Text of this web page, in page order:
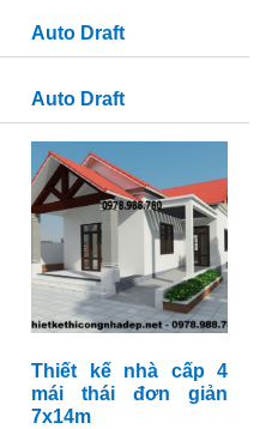
Auto Draft
Auto Draft
Thiết kế nhà cấp 4
mái thái đơn giản
7x14m